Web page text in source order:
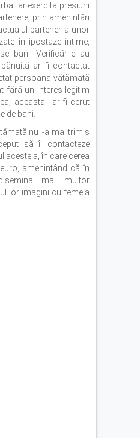
ar exercita presiuni
prin amenințări
partener a unor
în ipostaze intime,
bani. Verificările au
ar fi contactat
persoana vătămată
fără un interes legitim
aceasta i-ar fi cerut
de bani.
nu i-a mai trimis
să îl contacteze
acesteia, în care cerea
amenințând că în
mai multor
lor imagini cu femeia